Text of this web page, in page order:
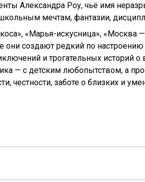
Александра Роу, чьё имя
мечтам, фантазии,
«Марья-искусница», «Москва
они создают редкий по
и трогательных историй о
— с детским любопытством, а
честности, заботе о близких и